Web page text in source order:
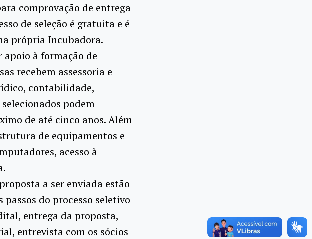
comprovação de entrega
de seleção é gratuita e é
própria Incubadora.
à formação de
recebem assessoria e
contabilidade,
podem
de até cinco anos. Além
de equipamentos e
acesso à
a ser enviada estão
do processo seletivo
entrega da proposta,
entrevista com os sócios